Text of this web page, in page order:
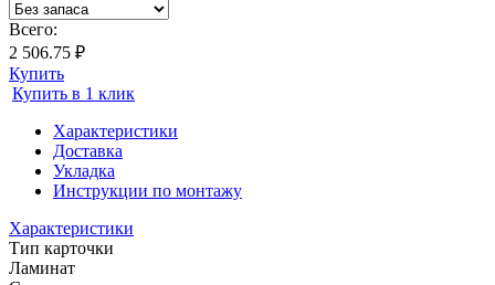
Всего:
2 506.75 ₽
Купить
Купить в 1 клик
Характеристики
Доставка
Укладка
Инструкции по монтажу
Характеристики
Тип карточки
Ламинат